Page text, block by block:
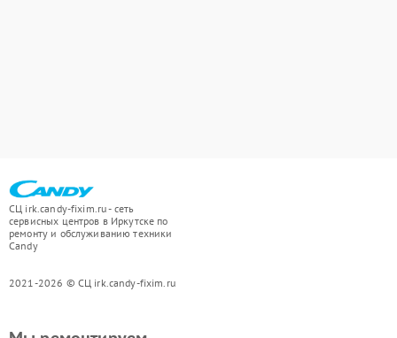
СЦ irk.candy-fixim.ru - сеть
сервисных центров в Иркутске по
ремонту и обслуживанию техники
Candy
2021-2026 © СЦ irk.candy-fixim.ru